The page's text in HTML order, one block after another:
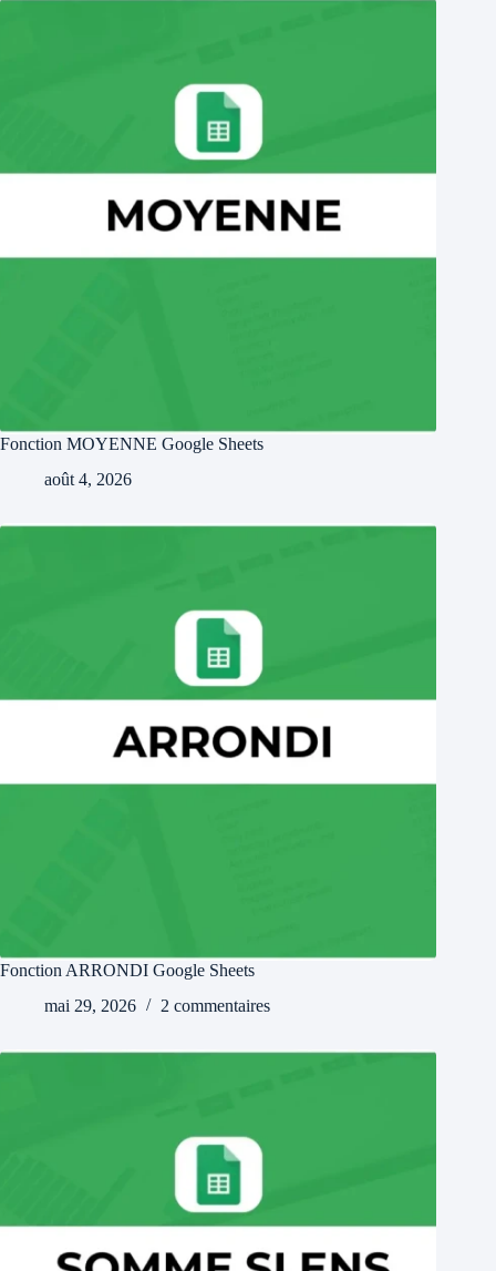
Fonction MOYENNE Google Sheets
août 4, 2026
Fonction ARRONDI Google Sheets
mai 29, 2026
2 commentaires